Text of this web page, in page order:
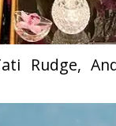
Rudge,